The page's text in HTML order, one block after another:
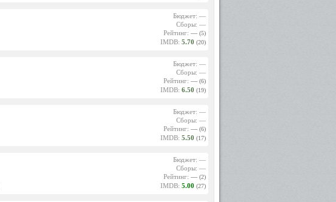
Бюджет: —
Сборы: —
Рейтинг: — (5)
IMDB: 5.70 (20)
Бюджет: —
Сборы: —
Рейтинг: — (6)
IMDB: 6.50 (19)
Бюджет: —
Сборы: —
Рейтинг: — (6)
IMDB: 5.50 (17)
Бюджет: —
Сборы: —
Рейтинг: — (2)
IMDB: 5.00 (27)